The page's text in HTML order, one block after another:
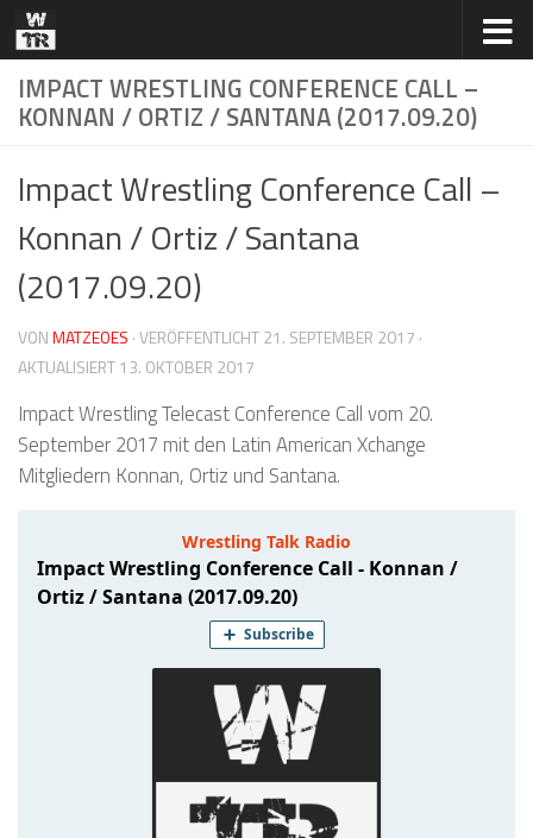
Zum Inhalt springen
IMPACT WRESTLING CONFERENCE CALL –
KONNAN / ORTIZ / SANTANA (2017.09.20)
Impact Wrestling Conference Call –
Konnan / Ortiz / Santana
(2017.09.20)
VONMATZEOES · VERÖFFENTLICHT21. SEPTEMBER 2017 ·
AKTUALISIERT13. OKTOBER 2017
Impact Wrestling Telecast Conference Call vom 20.
September 2017 mit den Latin American Xchange
Mitgliedern Konnan, Ortiz und Santana.